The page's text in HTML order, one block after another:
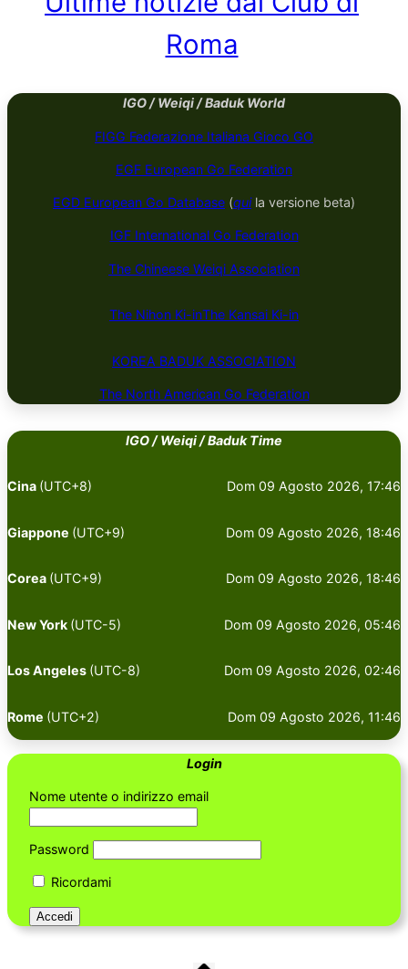
Roma
IGO / Weiqi / Baduk World
FIGG Federazione Italiana Gioco GO
EGF European Go Federation
EGD European Go Database (quila versione beta)
IGF International Go Federation
The Chineese Weiqi Association
The Nihon Ki-inThe Kansai Ki-in
KOREA BADUK ​​​​ASSOCIATION
The North American Go Federation
IGO / Weiqi / Baduk Time
Cina (UTC+8) Dom 09 Agosto 2026, 17:46
Giappone (UTC+9) Dom 09 Agosto 2026, 18:46
Corea (UTC+9) Dom 09 Agosto 2026, 18:46
New York (UTC-5) Dom 09 Agosto 2026, 05:46
Los Angeles (UTC-8) Dom 09 Agosto 2026, 02:46
Rome (UTC+2) Dom 09 Agosto 2026, 11:46
Login
Nome utente o indirizzo email
Password
Ricordami